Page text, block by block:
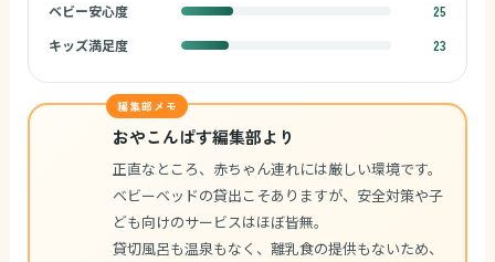
ベビー安心度
25
キッズ満足度
23
編集部メモ
おやこんぱす編集部より
正直なところ、赤ちゃん連れには厳しい環境です。
ベビーベッドの貸出こそありますが、安全対策や子
ども向けのサービスはほぼ皆無。
貸切風呂も温泉もなく、離乳食の提供もないため、